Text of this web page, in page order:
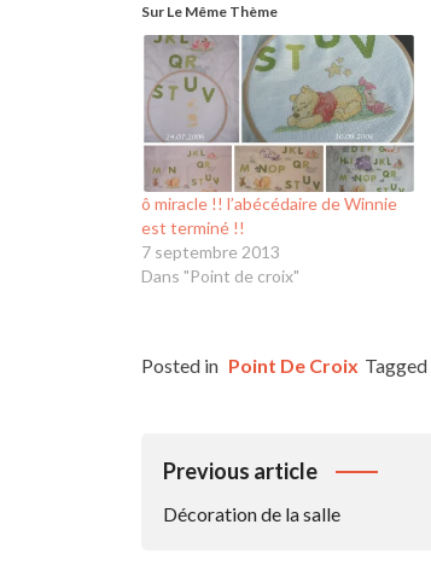
Sur Le Même Thème
ô miracle !! l’abécédaire de Winnie
est terminé !!
7 septembre 2013
Dans "Point de croix"
Posted in Point De Croix Tagged
Navigation
L’article
Previous article
Décoration de la salle